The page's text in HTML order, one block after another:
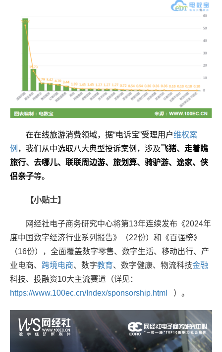
在在线旅游消费领域，据“电诉宝”受理用户维权案
例 ，我们从中选取八大典型投诉案例，涉及飞猪、 走着瞧
旅行、 去哪儿、联联周边游、旅划算、骑驴游、途家、侠
侣亲子等。
【小贴士】
网经社电子商务研究中心将第13年连续发布《2024年
度中国数字经济行业系列报告》（22份）和《百强榜》
（16份），全面覆盖数字零售、数字生活、移动出行、产
业电商、 跨境电商、数字教育、数字健康、物流科技金融
科技、投融资10大主流赛道（详见：
https://www.100ec.cn/Index/sponsorship.html
）。